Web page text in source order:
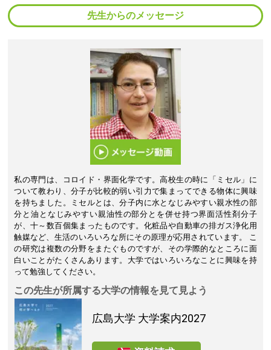
先生からのメッセージ
私の専門は、コロイド・界面化学です。高校生の時に「ミセル」に
ついて教わり、分子が比較的弱い引力で集まってできる物体に興味
を持ちました。ミセルとは、分子内に水となじみやすい親水性の部
分と油となじみやすい親油性の部分とを併せ持つ界面活性剤分子
が、十～数百個集まったものです。化粧品や自動車の排ガス浄化用
触媒など、生活のいろいろな所にその原理が応用されています。 こ
の研究は複数の分野をまたぐものですが、その学際的なところに面
白いことがたくさんあります。大学ではいろいろなことに興味を持
って勉強してください。
この先生が所属する大学の情報を見て見よう
広島大学 大学案内2027